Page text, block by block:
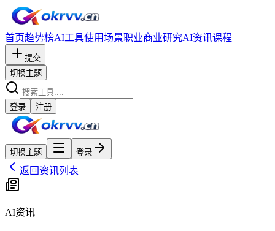
首页趋势榜AI工具使用场景职业商业研究AI资讯课程
提交
切换主题
登录 注册
切换主题 登录
返回资讯列表
AI资讯